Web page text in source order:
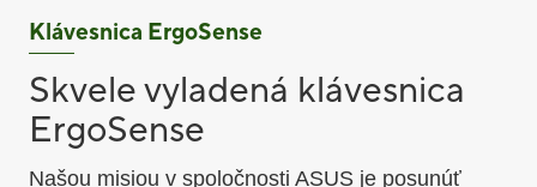
Klávesnica ErgoSense
Skvele vyladená klávesnica
ErgoSense
Našou misiou v spoločnosti ASUS je posunúť